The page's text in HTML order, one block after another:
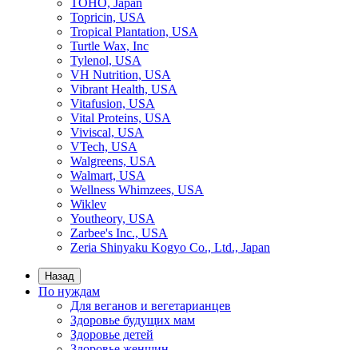
TOHO, Japan
Topricin, USA
Tropical Plantation, USA
Turtle Wax, Inc
Tylenol, USA
VH Nutrition, USA
Vibrant Health, USA
Vitafusion, USA
Vital Proteins, USA
Viviscal, USA
VTech, USA
Walgreens, USA
Walmart, USA
Wellness Whimzees, USA
Wiklev
Youtheory, USA
Zarbee's Inc., USA
Zeria Shinyaku Kogyo Co., Ltd., Japan
Назад
По нуждам
Для веганов и вегетарианцев
Здоровье будущих мам
Здоровье детей